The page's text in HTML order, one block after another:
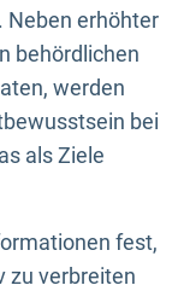
Neben erhöhter
behördlichen
werden
bei
als Ziele
fest,
zu verbreiten